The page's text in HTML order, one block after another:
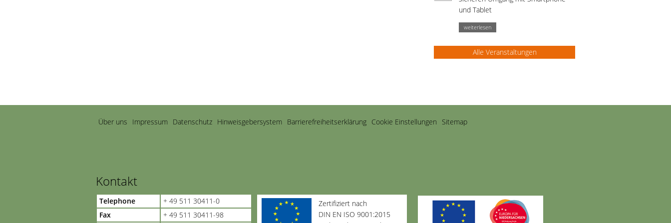
und Tablet
weiterlesen
Alle Veranstaltungen
Navigation
überspringen
Über uns Impressum Datenschutz Hinweisgebersystem Barriere­freiheits­erklärung Cookie Einstellungen Sitemap
Kontakt
Telephone
+ 49 511 30411-0
Fax
+ 49 511 30411-98
Zertifiziert nach
DIN EN ISO 9001:2015